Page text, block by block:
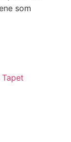
som
Tapet